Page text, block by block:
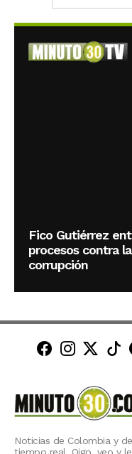
Fico Gutiérrez
procesos contra
corrupción
Minuto30
Noticias de Colombia y